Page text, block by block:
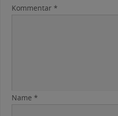
Kommentar *
Name *